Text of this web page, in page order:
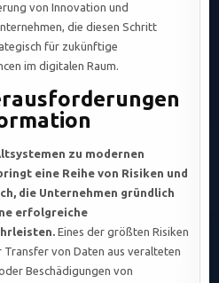
von Innovation und
die diesen Schritt
für zukünftige
im digitalen Raum.
zu modernen
eine Reihe von Risiken und
die Unternehmen gründlich
erfolgreiche
Eines der größten Risiken
Transfer von Daten aus veralteten
Beschädigungen von